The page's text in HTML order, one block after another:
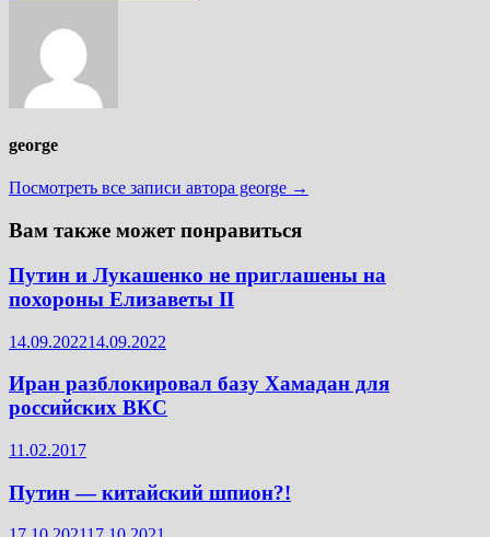
george
Посмотреть все записи автора george →
Вам также может понравиться
Путин и Лукашенко не приглашены на
похороны Елизаветы II
14.09.202214.09.2022
Иран разблокировал базу Хамадан для
российских ВКС
11.02.2017
Путин — китайский шпион?!